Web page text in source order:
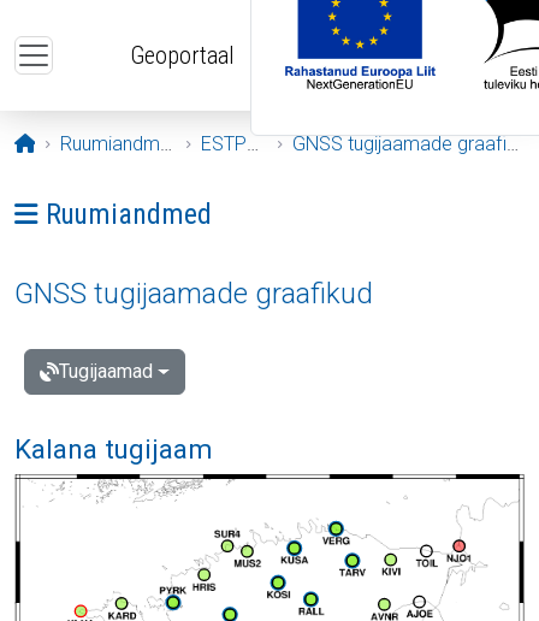
Geoportaal
Avaleht
Ruumiandmed ESTPOS GNSS tugijaamade graafikud
Ava menüü: Ruumiandmed
Ruumiandmed
GNSS tugijaamade graafikud
Tugijaamad
Kalana tugijaam